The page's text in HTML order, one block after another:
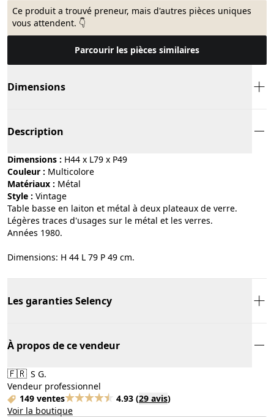
Ce produit a trouvé preneur, mais d'autres pièces uniques
vous attendent. 👇
Parcourir les pièces similaires
Dimensions
Description
Dimensions : H44 x L79 x P49
Couleur :
multicolore
Matériaux :
métal
Style :
vintage
Table basse en laiton et métal à deux plateaux de verre.
Légères traces d'usages sur le métal et les verres.
Années 1980.
Dimensions: H 44 L 79 P 49 cm.
Les garanties Selency
À propos de ce vendeur
🇫🇷 S G.
Vendeur professionnel
149 ventes
4.93 (29 avis)
Voir la boutique